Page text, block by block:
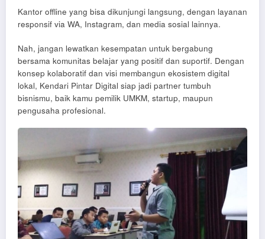
Kantor offline yang bisa dikunjungi langsung, dengan layanan
responsif via WA, Instagram, dan media sosial lainnya.
Nah, jangan lewatkan kesempatan untuk bergabung
bersama komunitas belajar yang positif dan suportif. Dengan
konsep kolaboratif dan visi membangun ekosistem digital
lokal, Kendari Pintar Digital siap jadi partner tumbuh
bisnismu, baik kamu pemilik UMKM, startup, maupun
pengusaha profesional.